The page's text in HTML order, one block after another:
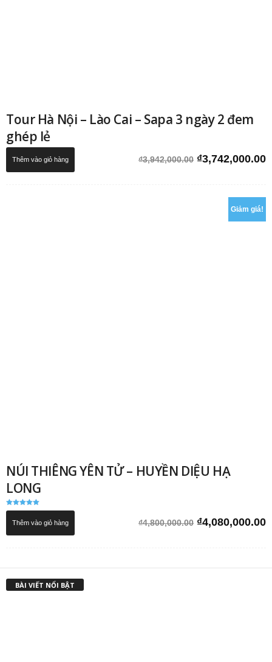
Tour Hà Nội – Lào Cai – Sapa 3 ngày 2 đem
ghép lẻ
₫3,942,000.00 Giá
₫3,942,000.00.
₫3,742,000.00
Thêm vào giỏ hàng
Giảm giá!
NÚI THIÊNG YÊN TỬ – HUYỀN DIỆU HẠ
LONG
Được xếp
₫4,800,000.00 Giá
₫4,080,000.00
Thêm vào giỏ hàng
BÀI VIẾT NỔI BẬT